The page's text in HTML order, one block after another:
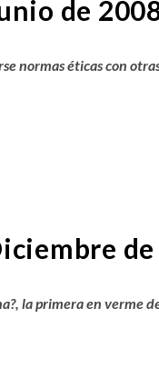
de
normas éticas con
la primera en verme